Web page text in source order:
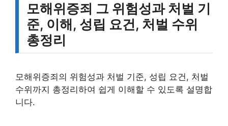
모해위증죄 그 위험성과 처벌 기
준, 이해, 성립 요건, 처벌 수위
총정리
모해위증죄의 위험성과 처벌 기준, 성립 요건, 처벌
수위까지 총정리하여 쉽게 이해할 수 있도록 설명합
니다.